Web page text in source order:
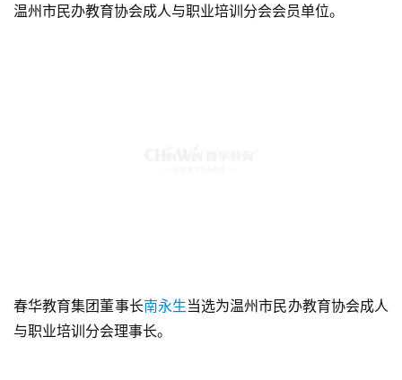
温州市民办教育协会成人与职业培训分会会员单位。
春华教育集团董事长 南永生